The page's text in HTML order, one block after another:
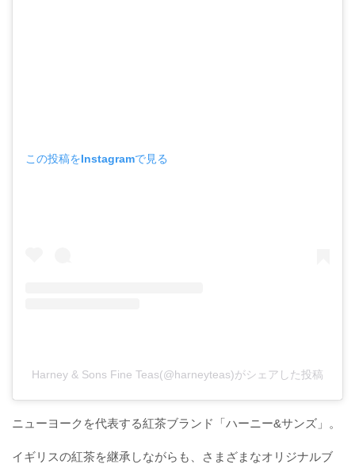
この投稿をInstagramで見る
Harney & Sons Fine Teas(@harneyteas)がシェアした投稿
ニューヨークを代表する紅茶ブランド「ハーニー&サンズ」。
イギリスの紅茶を継承しながらも、さまざまなオリジナルブ